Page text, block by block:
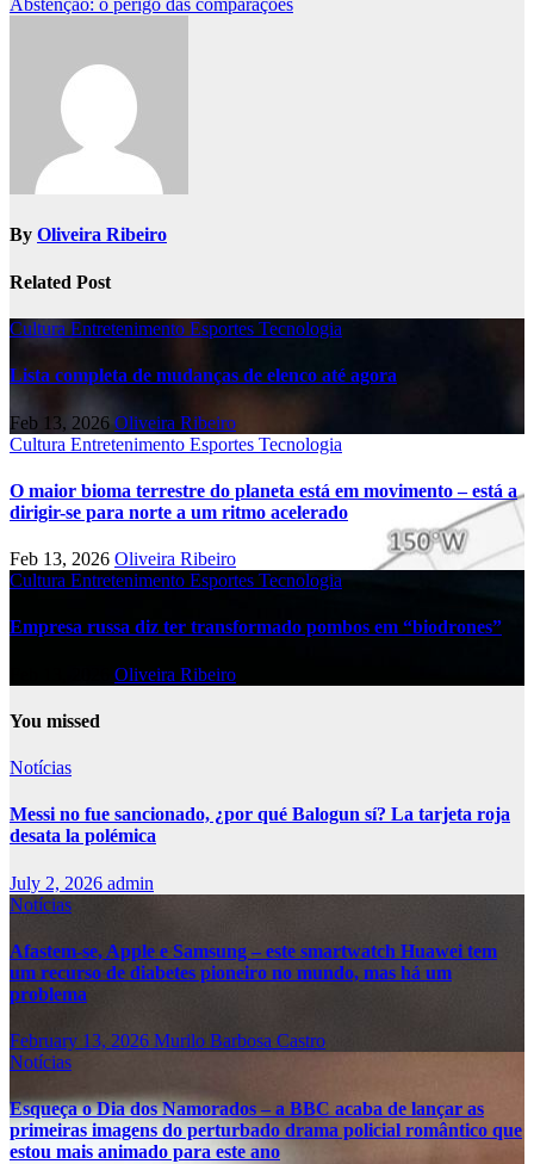
Abstenção: o perigo das comparações
By Oliveira Ribeiro
Related Post
Cultura Entretenimento Esportes Tecnologia
Lista completa de mudanças de elenco até agora
Feb 13, 2026 Oliveira Ribeiro
Cultura Entretenimento Esportes Tecnologia
O maior bioma terrestre do planeta está em movimento – está a
dirigir-se para norte a um ritmo acelerado
Feb 13, 2026 Oliveira Ribeiro
Cultura Entretenimento Esportes Tecnologia
Empresa russa diz ter transformado pombos em “biodrones”
Oliveira Ribeiro
You missed
Notícias
Messi no fue sancionado, ¿por qué Balogun sí? La tarjeta roja
desata la polémica
July 2, 2026 admin
Notícias
Afastem-se, Apple e Samsung – este smartwatch Huawei tem
um recurso de diabetes pioneiro no mundo, mas há um
problema
February 13, 2026 Murilo Barbosa Castro
Notícias
Esqueça o Dia dos Namorados – a BBC acaba de lançar as
primeiras imagens do perturbado drama policial romântico que
estou mais animado para este ano